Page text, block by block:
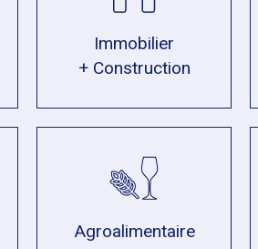
Immobilier
+ Construction
Agroalimentaire